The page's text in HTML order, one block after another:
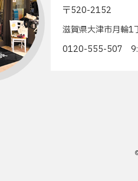
〒520-2152
滋賀県大津市月輪1
0120-555-507